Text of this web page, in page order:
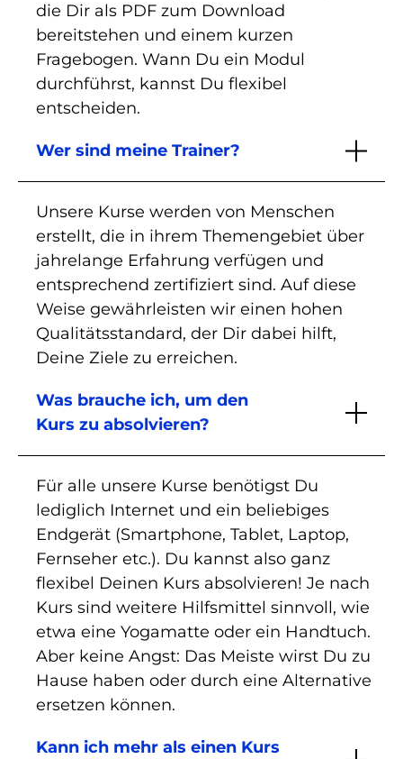
die Dir als PDF zum Download
bereitstehen und einem kurzen
Fragebogen. Wann Du ein Modul
durchführst, kannst Du flexibel
entscheiden.
Wer sind meine Trainer?
Unsere Kurse werden von Menschen
erstellt, die in ihrem Themengebiet über
jahrelange Erfahrung verfügen und
entsprechend zertifiziert sind. Auf diese
Weise gewährleisten wir einen hohen
Qualitätsstandard, der Dir dabei hilft,
Deine Ziele zu erreichen.
Was brauche ich, um den
Kurs zu absolvieren?
Für alle unsere Kurse benötigst Du
lediglich Internet und ein beliebiges
Endgerät (Smartphone, Tablet, Laptop,
Fernseher etc.). Du kannst also ganz
flexibel Deinen Kurs absolvieren! Je nach
Kurs sind weitere Hilfsmittel sinnvoll, wie
etwa eine Yogamatte oder ein Handtuch.
Aber keine Angst: Das Meiste wirst Du zu
Hause haben oder durch eine Alternative
ersetzen können.
Kann ich mehr als einen Kurs